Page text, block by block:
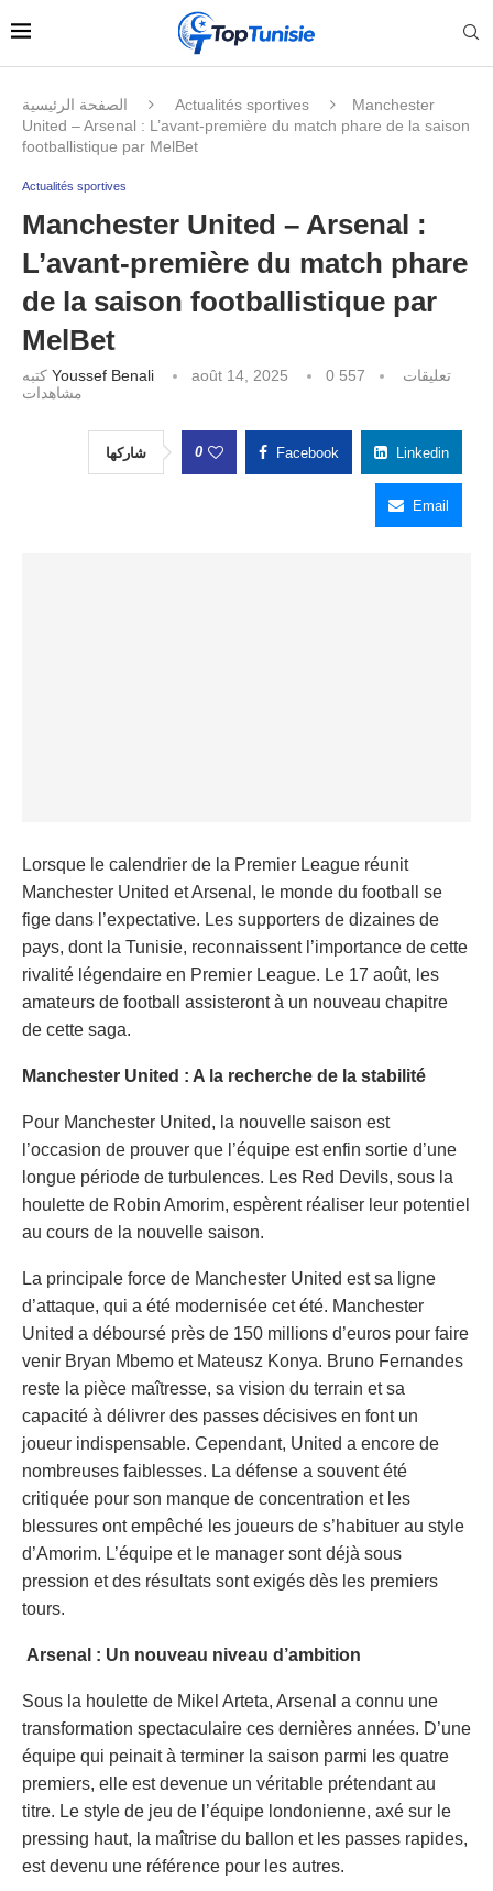
الصفحة الرئيسية Actualités sportives
Manchester
United – Arsenal : L’avant-première du match phare de la saison
footballistique par MelBet
Actualités sportives
Manchester United – Arsenal :
L’avant-première du match phare
de la saison footballistique par
MelBet
Youssef Benali août 14, 2025 0 تعليقات
557
مشاهدات
شاركها 0 Facebook Linkedin
Email
Lorsque le calendrier de la Premier League réunit
Manchester United et Arsenal, le monde du football se
fige dans l’expectative. Les supporters de dizaines de
pays, dont la Tunisie, reconnaissent l’importance de cette
rivalité légendaire en Premier League. Le 17 août, les
amateurs de football assisteront à un nouveau chapitre
de cette saga.
Manchester United : A la recherche de la stabilité
Pour Manchester United, la nouvelle saison est
l’occasion de prouver que l’équipe est enfin sortie d’une
longue période de turbulences. Les Red Devils, sous la
houlette de Robin Amorim, espèrent réaliser leur potentiel
au cours de la nouvelle saison.
La principale force de Manchester United est sa ligne
d’attaque, qui a été modernisée cet été. Manchester
United a déboursé près de 150 millions d’euros pour faire
venir Bryan Mbemo et Mateusz Konya. Bruno Fernandes
reste la pièce maîtresse, sa vision du terrain et sa
capacité à délivrer des passes décisives en font un
joueur indispensable. Cependant, United a encore de
nombreuses faiblesses. La défense a souvent été
critiquée pour son manque de concentration et les
blessures ont empêché les joueurs de s’habituer au style
d’Amorim. L’équipe et le manager sont déjà sous
pression et des résultats sont exigés dès les premiers
tours.
Arsenal : Un nouveau niveau d’ambition
Sous la houlette de Mikel Arteta, Arsenal a connu une
transformation spectaculaire ces dernières années. D’une
équipe qui peinait à terminer la saison parmi les quatre
premiers, elle est devenue un véritable prétendant au
titre. Le style de jeu de l’équipe londonienne, axé sur le
pressing haut, la maîtrise du ballon et les passes rapides,
est devenu une référence pour les autres.